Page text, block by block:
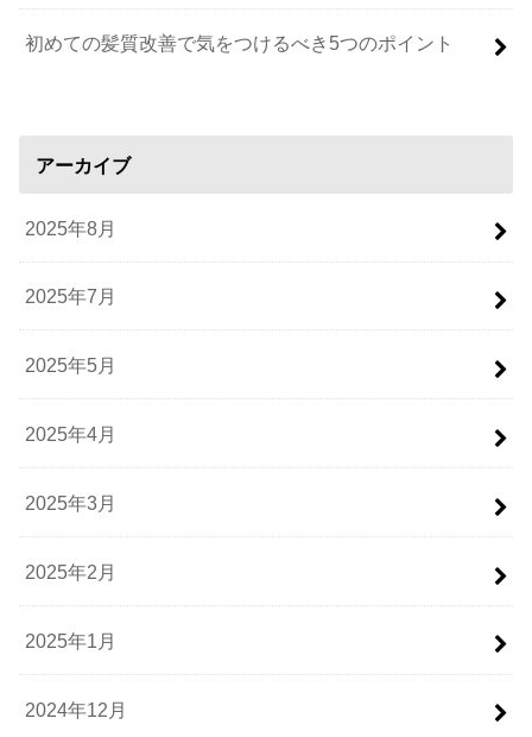
初めての髪質改善で気をつけるべき5つのポイント
アーカイブ
2025年8月
2025年7月
2025年5月
2025年4月
2025年3月
2025年2月
2025年1月
2024年12月